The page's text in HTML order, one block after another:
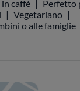
caffè
Perfetto
Vegetariano
o alle famiglie